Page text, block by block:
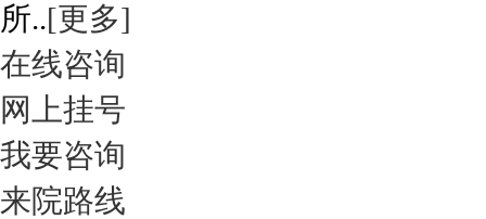
所..[更多]
在线咨询
网上挂号
我要咨询
来院路线